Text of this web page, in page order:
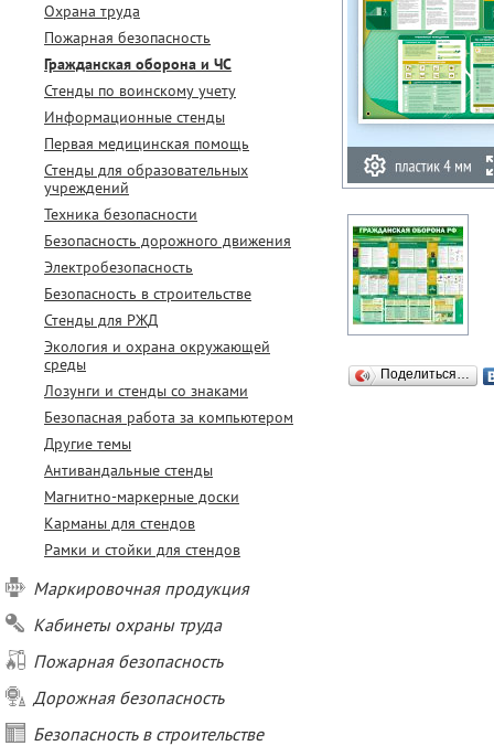
Охрана труда
Пожарная безопасность
Гражданская оборона и ЧС
Стенды по воинскому учету
Информационные стенды
Первая медицинская помощь
Стенды для образовательных
учреждений
Техника безопасности
Безопасность дорожного движения
Электробезопасность
Безопасность в строительстве
Стенды для РЖД
Экология и охрана окружающей
среды
Лозунги и стенды со знаками
Безопасная работа за компьютером
Другие темы
Антивандальные стенды
Магнитно-маркерные доски
Карманы для стендов
Рамки и стойки для стендов
Маркировочная продукция
Кабинеты охраны труда
Пожарная безопасность
Дорожная безопасность
Безопасность в строительстве
Поделиться…